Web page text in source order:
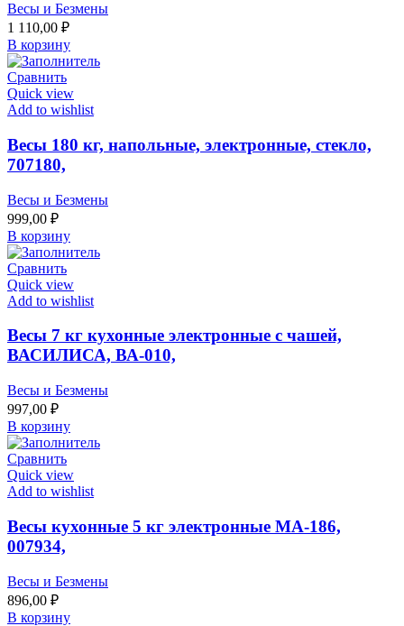
Весы и Безмены
1 110,00 ₽
В корзину
Сравнить
Quick view
Add to wishlist
Весы 180 кг, напольные, электронные, стекло,
707180,
Весы и Безмены
999,00 ₽
В корзину
Сравнить
Quick view
Add to wishlist
Весы 7 кг кухонные электронные с чашей,
ВАСИЛИСА, ВА-010,
Весы и Безмены
997,00 ₽
В корзину
Сравнить
Quick view
Add to wishlist
Весы кухонные 5 кг электронные МА-186,
007934,
Весы и Безмены
896,00 ₽
В корзину